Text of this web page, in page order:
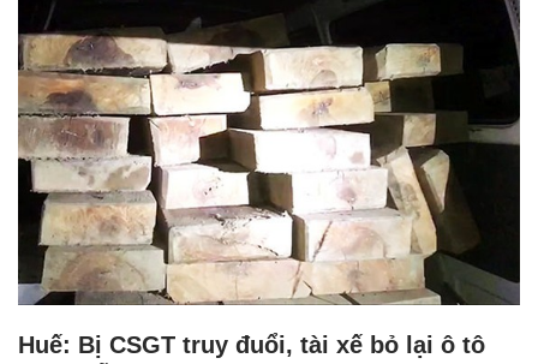
Huế: Bị CSGT truy đuổi, tài xế bỏ lại ô tô